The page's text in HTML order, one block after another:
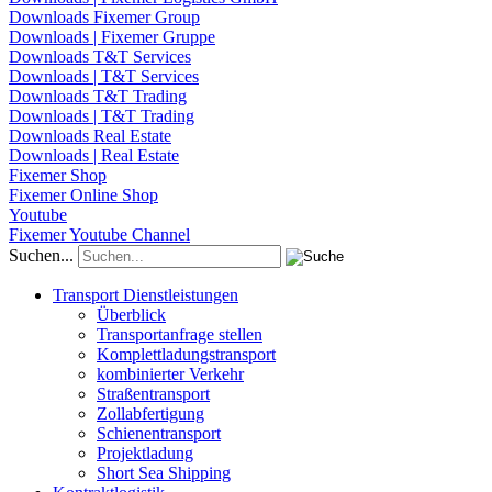
Downloads Fixemer Group
Downloads | Fixemer Gruppe
Downloads T&T Services
Downloads | T&T Services
Downloads T&T Trading
Downloads | T&T Trading
Downloads Real Estate
Downloads | Real Estate
Fixemer Shop
Fixemer Online Shop
Youtube
Fixemer Youtube Channel
Suchen...
Transport Dienstleistungen
Überblick
Transportanfrage stellen
Komplettladungstransport
kombinierter Verkehr
Straßentransport
Zollabfertigung
Schienentransport
Projektladung
Short Sea Shipping